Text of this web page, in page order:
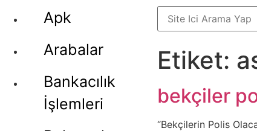
Apk
Arabalar
Bankacılık
İşlemleri
Etiket:
bekçiler
“Bekçilerin Polis